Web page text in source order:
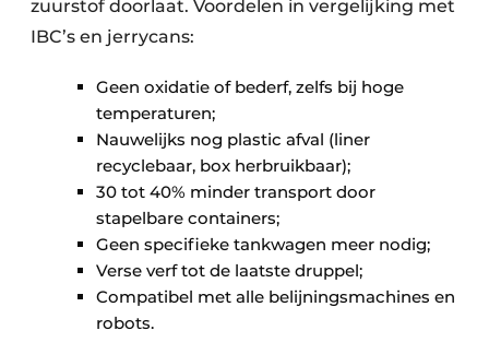
zuurstof doorlaat. Voordelen in vergelijking met
IBC’s en jerrycans:
Geen oxidatie of bederf, zelfs bij hoge
temperaturen;
Nauwelijks nog plastic afval (liner
recyclebaar, box herbruikbaar);
30 tot 40% minder transport door
stapelbare containers;
Geen specifieke tankwagen meer nodig;
Verse verf tot de laatste druppel;
Compatibel met alle belijningsmachines en
robots.